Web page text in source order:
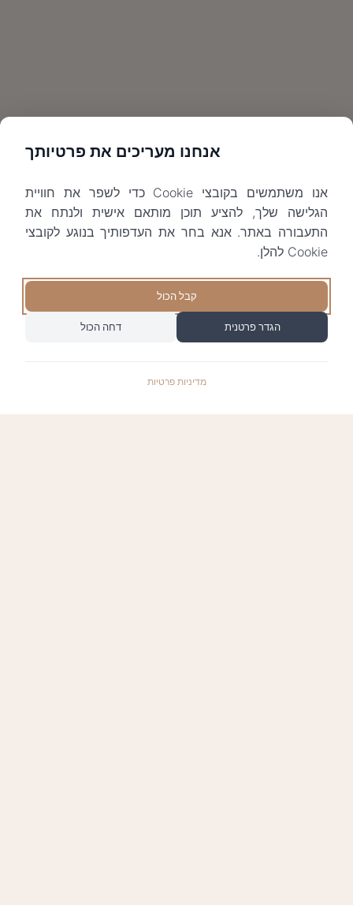
אנחנו מעריכים את פרטיותך
אנו משתמשים בקובצי Cookie כדי לשפר את חוויית
הגלישה שלך, להציע תוכן מותאם אישית ולנתח את
התעבורה באתר. אנא בחר את העדפותיך בנוגע לקובצי
Cookie להלן.
קבל הכול
הגדר פרטנית דחה הכול
מדיניות פרטיות